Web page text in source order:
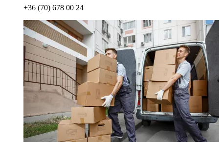
+36 (70) 678 00 24